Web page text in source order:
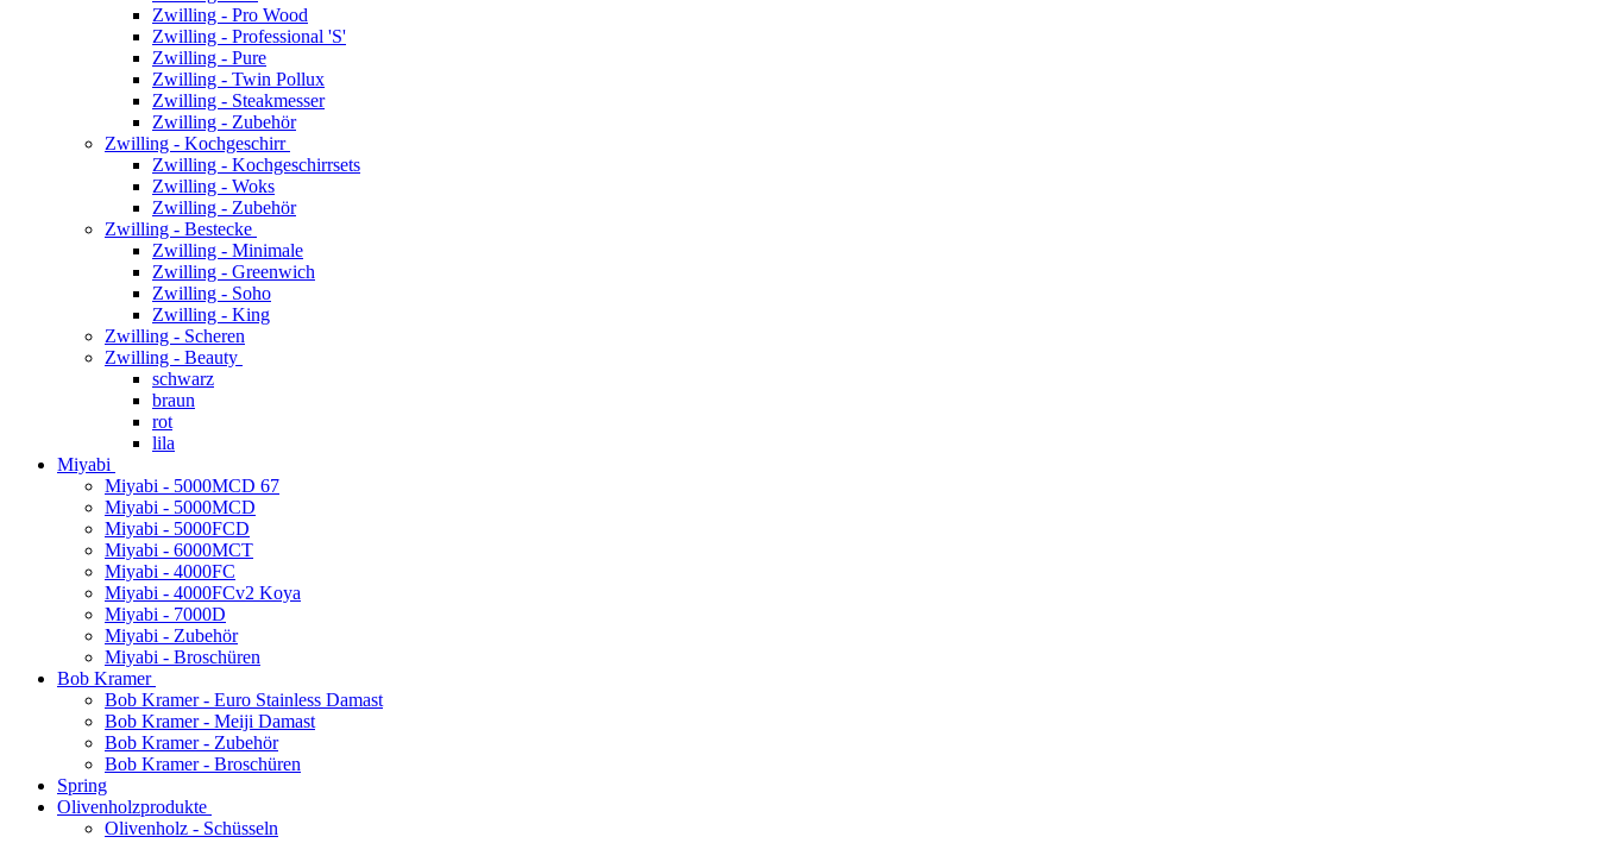
Zwilling - Pro Wood
Zwilling - Professional 'S'
Zwilling - Pure
Zwilling - Twin Pollux
Zwilling - Steakmesser
Zwilling - Zubehör
Zwilling - Kochgeschirr
Zwilling - Kochgeschirrsets
Zwilling - Woks
Zwilling - Zubehör
Zwilling - Bestecke
Zwilling - Minimale
Zwilling - Greenwich
Zwilling - Soho
Zwilling - King
Zwilling - Scheren
Zwilling - Beauty
schwarz
braun
rot
lila
Miyabi
Miyabi - 5000MCD 67
Miyabi - 5000MCD
Miyabi - 5000FCD
Miyabi - 6000MCT
Miyabi - 4000FC
Miyabi - 4000FCv2 Koya
Miyabi - 7000D
Miyabi - Zubehör
Miyabi - Broschüren
Bob Kramer
Bob Kramer - Euro Stainless Damast
Bob Kramer - Meiji Damast
Bob Kramer - Zubehör
Bob Kramer - Broschüren
Spring
Olivenholzprodukte
Olivenholz - Schüsseln